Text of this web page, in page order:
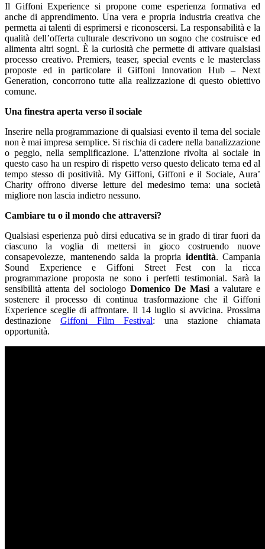
Il Giffoni Experience si propone come esperienza formativa ed
anche di apprendimento. Una vera e propria industria creativa che
permetta ai talenti di esprimersi e riconoscersi. La responsabilità e la
qualità dell’offerta culturale descrivono un sogno che costruisce ed
alimenta altri sogni. È la curiosità che permette di attivare qualsiasi
processo creativo. Premiers, teaser, special events e le masterclass
proposte ed in particolare il Giffoni Innovation Hub – Next
Generation, concorrono tutte alla realizzazione di questo obiettivo
comune.
Una finestra aperta verso il sociale
Inserire nella programmazione di qualsiasi evento il tema del sociale
non è mai impresa semplice. Si rischia di cadere nella banalizzazione
o peggio, nella semplificazione. L’attenzione rivolta al sociale in
questo caso ha un respiro di rispetto verso questo delicato tema ed al
tempo stesso di positività. My Giffoni, Giffoni e il Sociale, Aura’
Charity offrono diverse letture del medesimo tema: una società
migliore non lascia indietro nessuno.
Cambiare tu o il mondo che attraversi?
Qualsiasi esperienza può dirsi educativa se in grado di tirar fuori da
ciascuno la voglia di mettersi in gioco costruendo nuove
consapevolezze, mantenendo salda la propria identità. Campania
Sound Experience e Giffoni Street Fest con la ricca
programmazione proposta ne sono i perfetti testimonial. Sarà la
sensibilità attenta del sociologo Domenico De Masi a valutare e
sostenere il processo di continua trasformazione che il Giffoni
Experience sceglie di affrontare. Il 14 luglio si avvicina. Prossima
destinazione Giffoni Film Festival: una stazione chiamata
opportunità.